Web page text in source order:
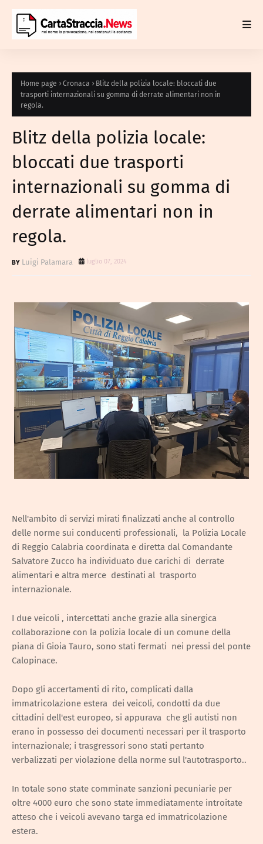
Home page Cronaca
Blitz della polizia locale: bloccati due
trasporti internazionali su gomma di derrate alimentari non in
regola.
Blitz della polizia locale:
bloccati due trasporti
internazionali su gomma di
derrate alimentari non in
regola.
Luigi Palamara luglio 07, 2024
Nell'ambito di servizi mirati finalizzati anche al controllo
delle norme sui conducenti professionali, la Polizia Locale
di Reggio Calabria coordinata e diretta dal Comandante
Salvatore Zucco ha individuato due carichi di derrate
alimentari e altra merce destinati al trasporto
internazionale.
I due veicoli , intercettati anche grazie alla sinergica
collaborazione con la polizia locale di un comune della
piana di Gioia Tauro, sono stati fermati nei pressi del ponte
Calopinace.
Dopo gli accertamenti di rito, complicati dalla
immatricolazione estera dei veicoli, condotti da due
cittadini dell'est europeo, si appurava che gli autisti non
erano in possesso dei documenti necessari per il trasporto
internazionale; i trasgressori sono stati pertanto
verbalizzati per violazione della norme sul l'autotrasporto..
In totale sono state comminate sanzioni pecuniarie per
oltre 4000 euro che sono state immediatamente introitate
atteso che i veicoli avevano targa ed immatricolazione
estera.